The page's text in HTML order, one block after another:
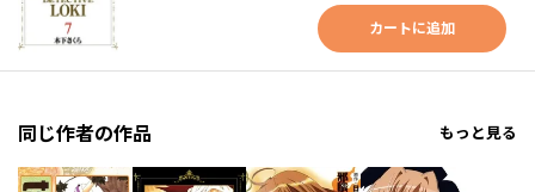
カートに追加
同じ作者の作品 もっと見る